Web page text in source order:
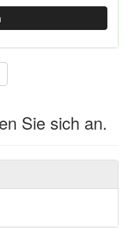
Sie sich an.